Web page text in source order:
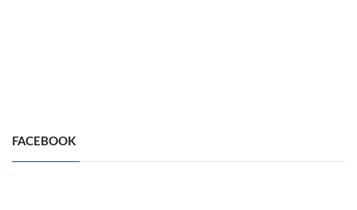
FACEBOOK